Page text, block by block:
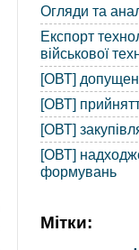
Огляди та
Експорт
військової
[ОВТ]
[ОВТ]
[ОВТ]
[ОВТ]
формувань
Мітки: